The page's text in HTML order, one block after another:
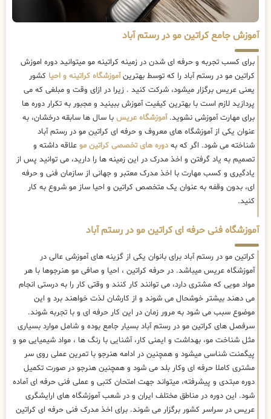
آموزش جامع کراتین مو در رستم آباد
برای کسب تجربه و حرفه ای شدن در زمینه کراتینه مو میتوانید دوره اموزش
کراتین مو در رستم آباد را که توسط بهترینآموزشگاه کراتینه و احیا کشور
یعنی عریس برگزار میشود، شرکت کنید . زیرا در ازای وقت و مبلغی که می
پردازید لازم است با بهترین کیفیت آموزش ببینید و مجبور به تکرار دوره ها
برای مهارت آموزشی نشوید.آموزشگاه عریس با سال ها سابقه درخشان، به
عنوان یکی از آموزشگاه های معروف و حرفه ای کراتین مو در رستم آباد
شناخته می شود. اگر که بهدوره های تخصصی کراتین مو علاقه داشته و
تصمیم به یاد گرفتن و اخذ مدرک در این زمینه ها را دارید، می توانید پس از
یادگیری و کسب مهارت با اخذ مدرک معتبر و جهانی از سازمان فنی و حرفه
ای، بدون وقفه به عنوان یک متخصص کراتین و احیا ساز مو شروع به کار
کنید.
آموزشگاه فنی حرفه ای کراتین مو در رستم آباد
کراتین مو در رستم آباد برای بانوان یکی از گزینه های آموزشی عالی در
آموزشگاه عریس میباشد. در حرفه کراتین ، احیا و صافی مو هنرجوها با هر
مواد مویی که مشتری دارد، می توانند کار کنند و وقتی کار را به درستی انجام
می دهند بیشتر خوشحال می شوند و از کارشان لذت خواهند برد و این
موضوع سبب می شود به مرور زمان در این کار حرفه ای و با تجربه شوند.
سرفصل های کراتین مو در رستم آباد بسیار جامع بوده و شامل موارد بسیاری
مثل شناخت مو، بهداشت و ایمنی کار، آشنایی با رنگ ها ، مواد شیمیایی مو و
پیگمنت شناسی میشود و همچنین در ادامه هنرجو با تمرین عملی روی سر
مشتری کاملا حرفه ای وکار بلد می شود و همچنین هنرجو در صورت تکمیل
دوره مبتدی و پیشرفته، میتواند جهت امتحان کتبی و عملی فنی حرفه ای آماده
شود. این دوره در مناطق مختلف ایران و در شعب آموزشگاه های ارایشگری
عریس در سراسر کشور برگزار می شوند. برای اخذ مدرک فنی حرفه ای کراتین